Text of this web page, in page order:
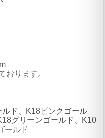
おります。
ド、K18ピンクゴール
グリーンゴールド、K10
ールド